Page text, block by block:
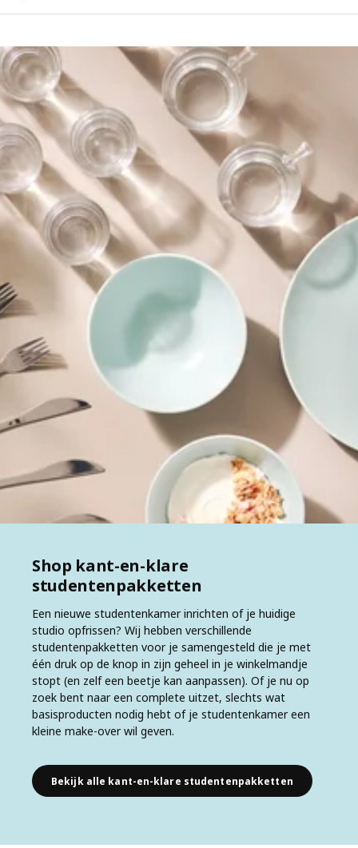
Shop kant-en-klare
studentenpakketten
Een nieuwe studentenkamer inrichten of je huidige
studio opfrissen? Wij hebben verschillende
studentenpakketten voor je samengesteld die je met
één druk op de knop in zijn geheel in je winkelmandje
stopt (en zelf een beetje kan aanpassen). Of je nu op
zoek bent naar een complete uitzet, slechts wat
basisproducten nodig hebt of je studentenkamer een
kleine make-over wil geven.
Bekijk alle kant-en-klare studentenpakketten